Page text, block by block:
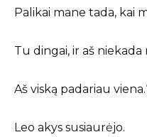
Palikai mane tada, kai
Tu dingai, ir aš
Aš viską padariau
Leo akys susiaurėjo.